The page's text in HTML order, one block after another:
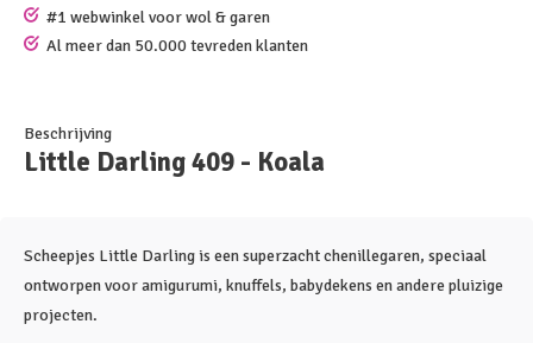
#1 webwinkel voor wol & garen
Al meer dan 50.000 tevreden klanten
Beschrijving
Little Darling 409 - Koala
Scheepjes Little Darling is een superzacht chenillegaren, speciaal
ontworpen voor amigurumi, knuffels, babydekens en andere pluizige
projecten.